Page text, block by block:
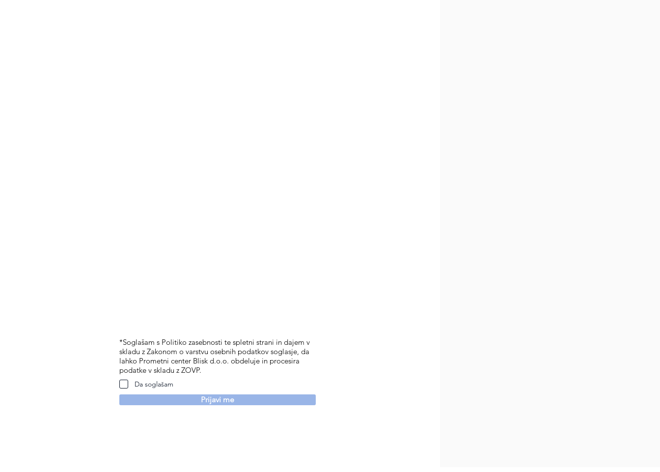
*Soglašam s Politiko zasebnosti te spletni strani in dajem v
skladu z Zakonom o varstvu osebnih podatkov soglasje, da
lahko Prometni center Blisk d.o.o. obdeluje in procesira
podatke v skladu z ZOVP.
Da soglašam
Prijavi me